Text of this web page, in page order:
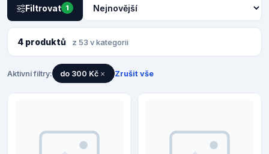
Filtrovat 1
4 produktů z 53 v kategorii
Aktivní filtry: do 300 Kč Zrušit vše